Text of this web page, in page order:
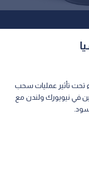
تحت تأثير عمليات سحب
في نيويورك ولندن مع